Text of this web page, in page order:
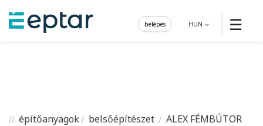
☰
HUN
belépés
építőanyagok belsőépítészet
ALEX FÉMBÚTOR